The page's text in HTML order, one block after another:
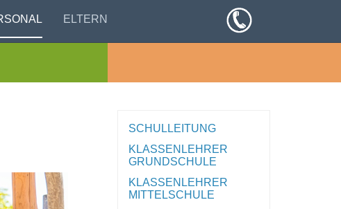
ELTERN
SCHULLEITUNG
KLASSENLEHRER
GRUNDSCHULE
KLASSENLEHRER
MITTELSCHULE